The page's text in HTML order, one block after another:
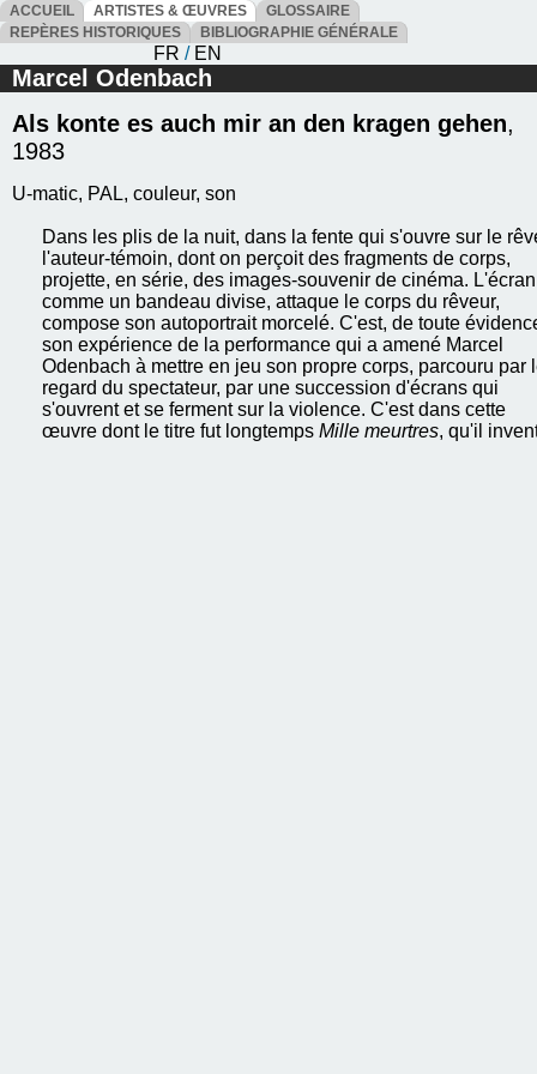
ACCUEIL ARTISTES & ŒUVRES
GLOSSAIRE
REPÈRES HISTORIQUES
BIBLIOGRAPHIE GÉNÉRALE
FR / EN
Marcel Odenbach